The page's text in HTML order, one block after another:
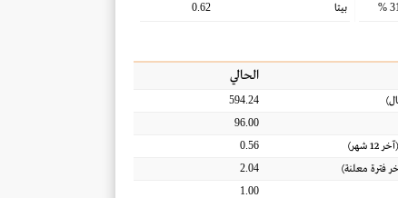
بيتا 0.62
الحالي
)
594.24
96.00
12 شهر)
0.56
فترة معلنة)
2.04
1.00